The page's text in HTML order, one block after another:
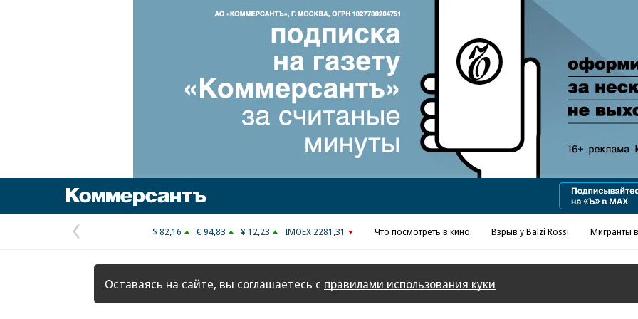
Реклама в «Ъ» www.kommersant.ru/ad
Предыдущая
страница
$ 82,16 € 94,83 ¥ 12,23 IMOEX 2281,31 Что посмотреть в кино Взрыв у Balzi Rossi Мигранты
Оставаясь на сайте, вы соглашаетесь с правилами использования куки